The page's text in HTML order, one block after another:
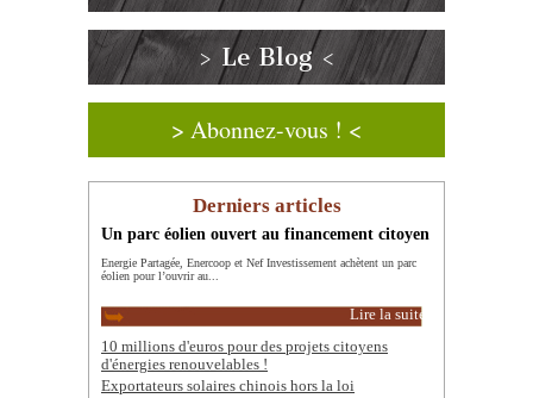
> Le Blog <
> Abonnez-vous ! <
Derniers articles
Un parc éolien ouvert au financement citoyen
Energie Partagée, Enercoop et Nef Investissement achètent un parc
éolien pour l’ouvrir au...
Lire la suite
10 millions d'euros pour des projets citoyens
d'énergies renouvelables !
Exportateurs solaires chinois hors la loi